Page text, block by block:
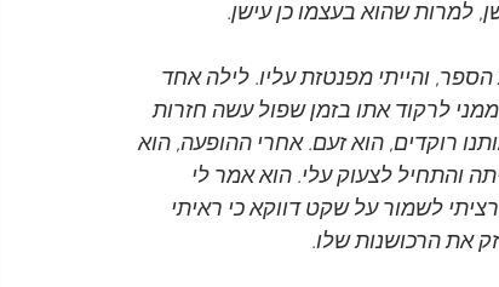
למרות שהוא בעצמו כן עישן.
והייתי מפנטזת עליו. לילה אחד
ממני לרקוד אתו בזמן שפול עשה חזרות
רוקדים, הוא זעם. אחרי ההופעה, הוא
והתחיל לצעוק עלי. הוא אמר לי
לשמור על שקט דווקא כי ראיתי
את הרכושנות שלו.